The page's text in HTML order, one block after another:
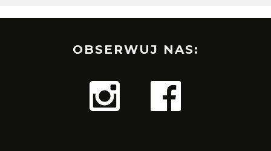
OBSERWUJ NAS: